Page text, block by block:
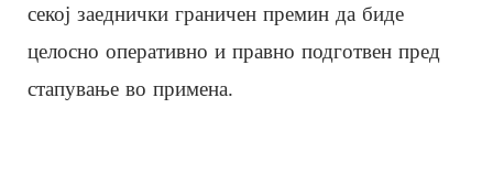
секој заеднички граничен премин да биде
целосно оперативно и правно подготвен пред
стапување во примена.